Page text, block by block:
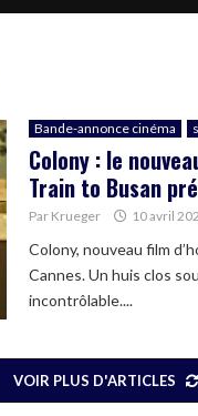
Bande-annonce cinéma
Colony : le
Train to Busan
Par Krueger 10 avril
Colony, nouveau film
Cannes. Un huis clos
incontrôlable....
VOIR PLUS D'ARTICLES